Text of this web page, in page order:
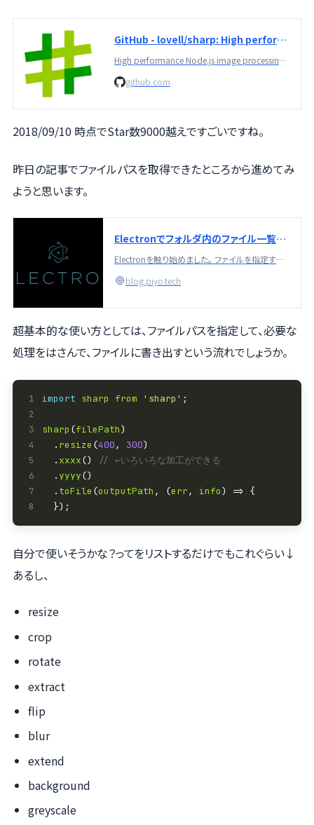
GitHub - lovell/sharp: High performance Node.js image processing, the fastest module to resize JPEG, PNG, WebP, AVIF and TIFF images. Uses the libvips library.
High performance Node.js image processing, the fastest module to resize JPEG, PNG, WebP, AVIF and TIFF images. Uses the libvips library. - lovell/sharp
github.com
2018/09/10 時点でStar数9000越えですごいですね。
昨日の記事でファイルパスを取得できたところから進めてみ
ようと思います。
Electronでフォルダ内のファイル一覧を取得して処理する - PIYO Notes
Electronを触り始めました。 ファイルを指定する Electronではブラウザよりも柔軟なファイル選択が可能です。フォルダ選択が可能なため、今回は対象のファイルを一括で指定するためにフォルダ選択を用いました。 Electronのレンダラープロセス側のJSで、ボタンを押したらフォルダ選択ダイアログを表示して処理するみたいな部分をまず書いてみます。
blog.piyo.tech
超基本的な使い方としては、ファイルパスを指定して、必要な
処理をはさんで、ファイルに書き出すという流れでしょうか。
1 import sharp from 'sharp'
2
3
sharp (filePath
4
  .
resize (400, 300
5
  .
xxxx()
6
  .
yyyy
7
  .
toFile (outputPath , (err, info
8
自分で使いそうかな？ってをリストするだけでもこれぐらい↓
あるし、
resize
crop
rotate
extract
flip
blur
extend
background
greyscale